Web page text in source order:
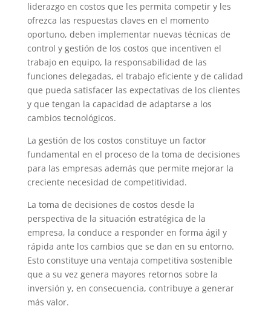
liderazgo en costos que les permita competir y les
ofrezca las respuestas claves en el momento
oportuno, deben implementar nuevas técnicas de
control y gestión de los costos que incentiven el
trabajo en equipo, la responsabilidad de las
funciones delegadas, el trabajo eficiente y de calidad
que pueda satisfacer las expectativas de los clientes
y que tengan la capacidad de adaptarse a los
cambios tecnológicos.
La gestión de los costos constituye un factor
fundamental en el proceso de la toma de decisiones
para las empresas además que permite mejorar la
creciente necesidad de competitividad.
La toma de decisiones de costos desde la
perspectiva de la situación estratégica de la
empresa, la conduce a responder en forma ágil y
rápida ante los cambios que se dan en su entorno.
Esto constituye una ventaja competitiva sostenible
que a su vez genera mayores retornos sobre la
inversión y, en consecuencia, contribuye a generar
más valor.